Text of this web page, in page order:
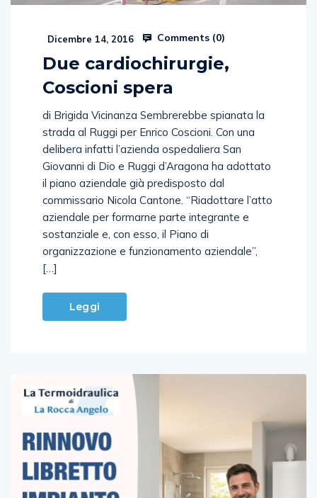
Dicembre 14, 2016 Comments (0)
Due cardiochirurgie,
Coscioni spera
di Brigida Vicinanza Sembrerebbe spianata la
strada al Ruggi per Enrico Coscioni. Con una
delibera infatti l’azienda ospedaliera San
Giovanni di Dio e Ruggi d’Aragona ha adottato
il piano aziendale già predisposto dal
commissario Nicola Cantone. “Riadottare l’atto
aziendale per formarne parte integrante e
sostanziale e, con esso, il Piano di
organizzazione e funzionamento aziendale”,
[…]
Leggi